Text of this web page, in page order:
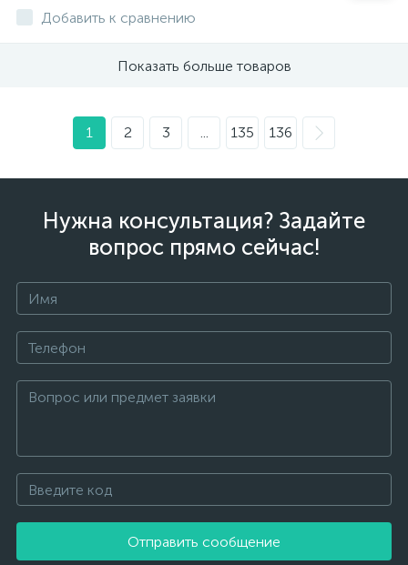
Добавить к сравнению
Показать больше товаров
1 2 3 ... 135 136
Нужна консультация? Задайте
вопрос прямо сейчас!
Отправить сообщение